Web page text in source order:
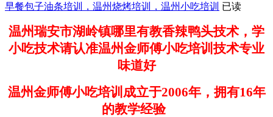
早餐包子油条培训，温州烧烤培训，温州小吃培训 已读
温州瑞安市湖岭镇哪里有教香辣鸭头技术，学
小吃技术请认准温州金师傅小吃培训技术专业
味道好
温州金师傅小吃培训成立于2006年，拥有16年
的教学经验